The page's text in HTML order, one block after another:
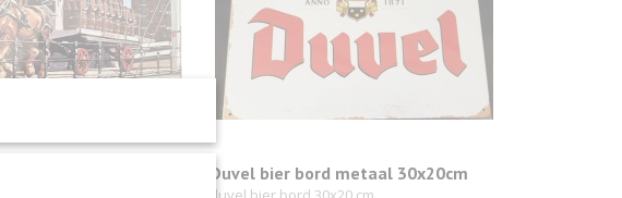
Duvel bier bord metaal 30x20cm